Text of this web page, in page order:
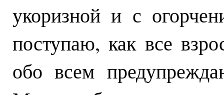
укоризной и с
поступаю, как все
обо всем